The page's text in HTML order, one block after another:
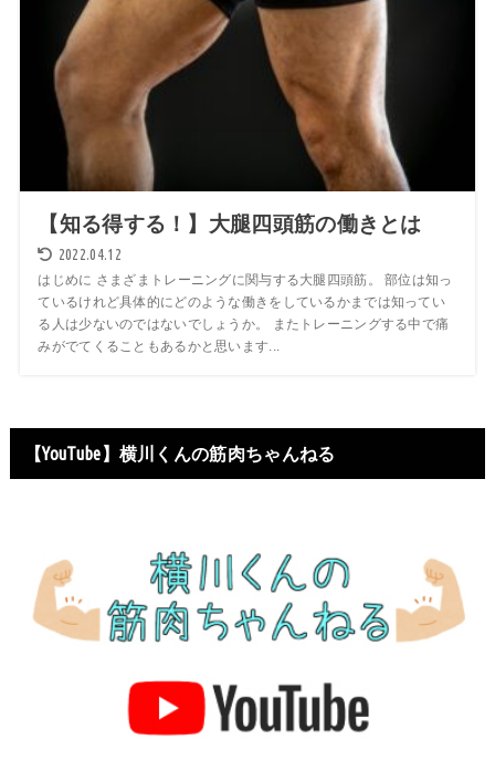
【知る得する！】大腿四頭筋の働きとは
2022.04.12
はじめに さまざまトレーニングに関与する大腿四頭筋。 部位は知っ
ているけれど具体的にどのような働きをしているかまでは知ってい
る人は少ないのではないでしょうか。 またトレーニングする中で痛
みがでてくることもあるかと思います...
【YouTube】横川くんの筋肉ちゃんねる